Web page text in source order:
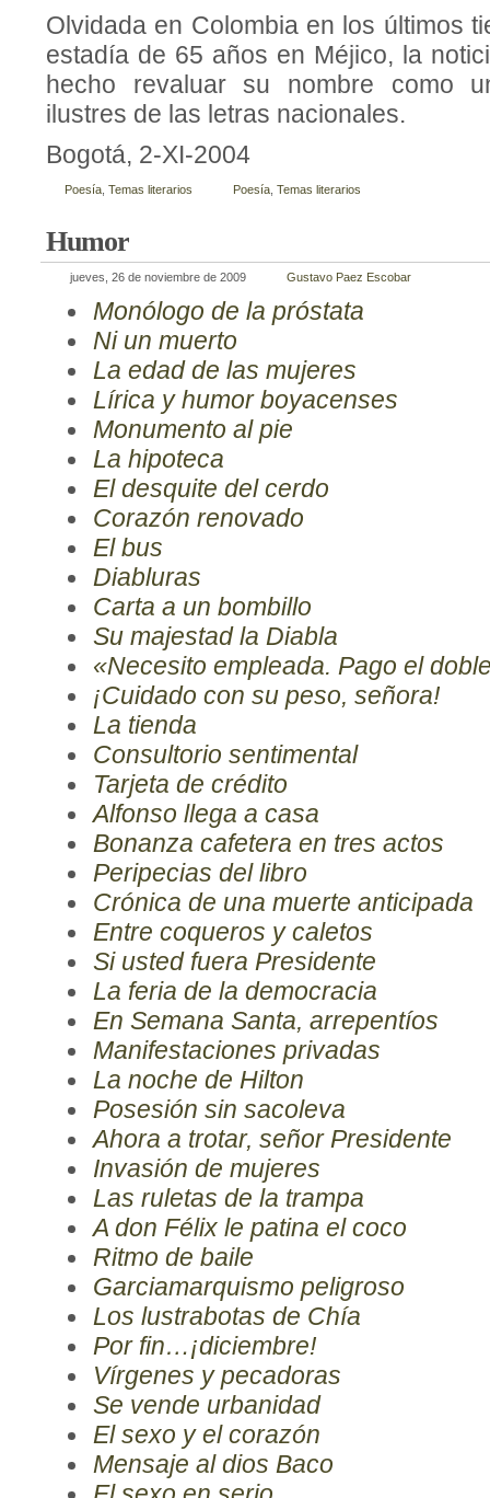
Olvidada en Colombia en los últimos
estadía de 65 años en Méjico, la
hecho revaluar su nombre como
ilustres de las letras nacionales.
Bogotá, 2-XI-2004
Poesía Temas literarios Poesía Temas literarios
Humor
jueves, 26 de noviembre de 2009 Gustavo Paez Escobar
Monólogo de la próstata
Ni un muerto
La edad de las mujeres
Lírica y humor boyacenses
Monumento al pie
La hipoteca
El desquite del cerdo
Corazón renovado
El bus
Diabluras
Carta a un bombillo
Su majestad la Diabla
«Necesito empleada. Pago el
¡Cuidado con su peso, señora!
La tienda
Consultorio sentimental
Tarjeta de crédito
Alfonso llega a casa
Bonanza cafetera en tres actos
Peripecias del libro
Crónica de una muerte anticipada
Entre coqueros y caletos
Si usted fuera Presidente
La feria de la democracia
En Semana Santa, arrepentíos
Manifestaciones privadas
La noche de Hilton
Posesión sin sacoleva
Ahora a trotar, señor Presidente
Invasión de mujeres
Las ruletas de la trampa
A don Félix le patina el coco
Ritmo de baile
Garciamarquismo peligroso
Los lustrabotas de Chía
Por fin…¡diciembre!
Vírgenes y pecadoras
Se vende urbanidad
El sexo y el corazón
Mensaje al dios Baco